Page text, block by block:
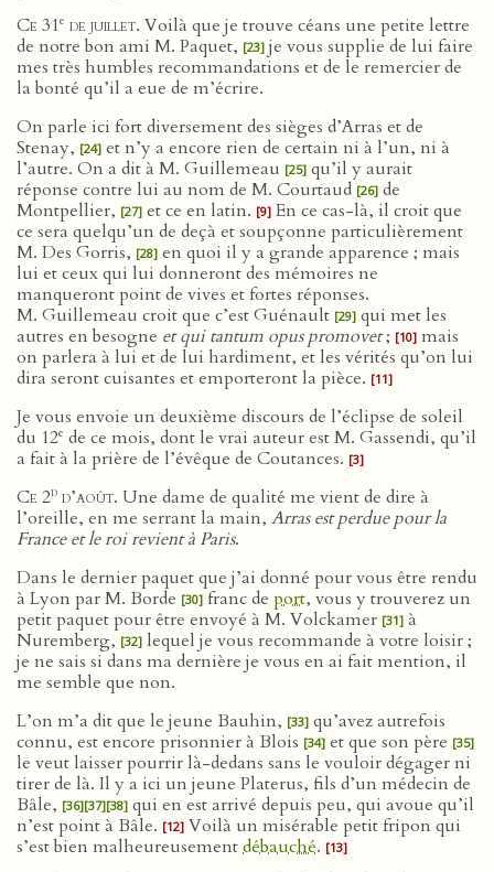
Ce 31e de juillet. Voilà que je trouve céans une petite lettre
de notre bon ami M. Paquet, [23] je vous supplie de lui faire
mes très humbles recommandations et de le remercier de
la bonté qu’il a eue de m’écrire.
On parle ici fort diversement des sièges d’Arras et de
Stenay, [24] et n’y a encore rien de certain ni à l’un, ni à
l’autre. On a dit à M. Guillemeau [25] qu’il y aurait
réponse contre lui au nom de M. Courtaud [26] de
Montpellier, [27] et ce en latin. [9] En ce cas-là, il croit que
ce sera quelqu’un de deçà et soupçonne particulièrement
M. Des Gorris, [28] en quoi il y a grande apparence ; mais
lui et ceux qui lui donneront des mémoires ne
manqueront point de vives et fortes réponses.
M. Guillemeau croit que c’est Guénault [29] qui met les
autres en besogne et qui tantum opus promovet; [10] mais
on parlera à lui et de lui hardiment, et les vérités qu’on lui
dira seront cuisantes et emporteront la pièce. [11]
Je vous envoie un deuxième discours de l’éclipse de soleil
du 12e de ce mois, dont le vrai auteur est M. Gassendi, qu’il
a fait à la prière de l’évêque de Coutances. [3]
Ce 2d d’août. Une dame de qualité me vient de dire à
l’oreille, en me serrant la main, Arras est perdue pour la
France et le roi revient à Paris.
Dans le dernier paquet que j’ai donné pour vous être rendu
à Lyon par M. Borde [30] franc de port, vous y trouverez un
petit paquet pour être envoyé à M. Volckamer [31] à
Nuremberg, [32] lequel je vous recommande à votre loisir ;
je ne sais si dans ma dernière je vous en ai fait mention, il
me semble que non.
L’on m’a dit que le jeune Bauhin, [33] qu’avez autrefois
connu, est encore prisonnier à Blois [34] et que son père [35]
le veut laisser pourrir là-dedans sans le vouloir dégager ni
tirer de là. Il y a ici un jeune Platerus, fils d’un médecin de
Bâle, [36][37][38] qui en est arrivé depuis peu, qui avoue qu’il
n’est point à Bâle. [12] Voilà un misérable petit fripon qui
s’est bien malheureusementdébauché. [13]